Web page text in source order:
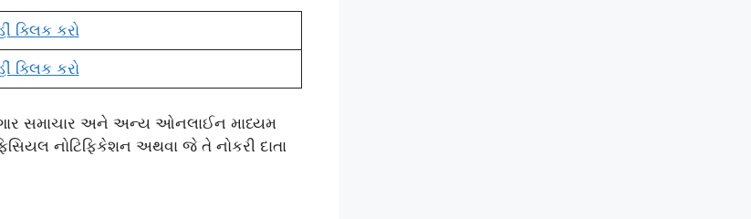
ક્લિક કરો
ક્લિક કરો
સમાચાર અને અન્ય ઓનલાઈન માધ્યમ
નોટિફિકેશન અથવા જે તે નોકરી દાતા